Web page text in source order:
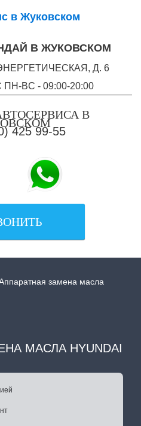
В ЖУКОВСКОМ
Д. 6
ВC - 09:00-20:00
425 99-55
замена масла
МАСЛА HYUNDAI